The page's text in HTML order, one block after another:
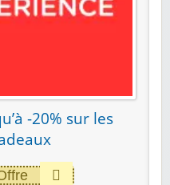
-20% sur les